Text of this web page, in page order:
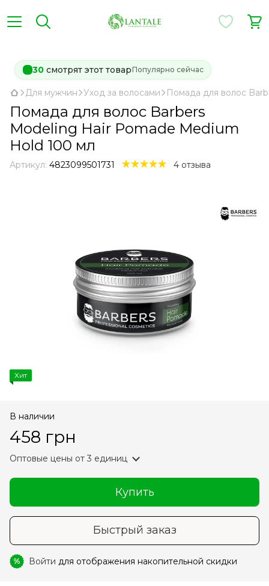
30 смотрят этот товарПопулярно сейчас
Для мужчин Уход за волосами Помада для волос
Помада для волос Barbers
Modeling Hair Pomade Medium
Hold 100 мл
Артикул: 4823099501731 4 отзыва
Хит
В наличии
458 грн
Оптовые цены от 3 единиц
Купить
Быстрый заказ
% Войти для отображения накопительной скидки